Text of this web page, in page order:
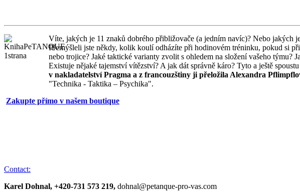
Víte, jakých je 11 znaků dobrého přibližovače (a jedním navíc)? Nebo jakých
Přemýšleli jste někdy, kolik koulí odházíte při hodinovém tréninku, pokud si
nebo trojice? Jaké taktické varianty zvolit s ohledem na složení vašeho týmu?
Existuje nějaké tajemství vítězství? A jak dát správně káro? Tyto a ještě
v nakladatelství Pragma a z francouzštiny ji přeložila Alexandra
"Technika - Taktika – Psychika".
Zakupte přímo v našem boutique
Contact:
Karel Dohnal, +420-731 573 219, dohnal@petanque-pro-vas.com